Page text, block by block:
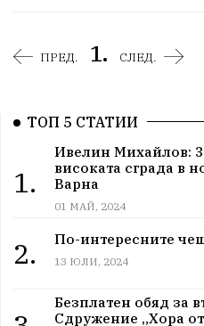
ПРЕД. 1. СЛЕД.
ТОП 5 СТАТИИ
1.
Ивелин Михайлов:
високата сграда в
Варна
01 МАЙ, 2024
2. По-интересните
13 ЮЛИ, 2024
Безплатен обяд за
Сдружение „Хора